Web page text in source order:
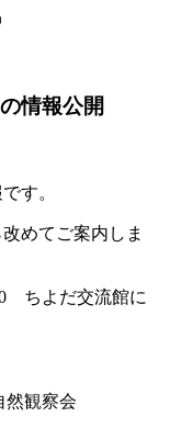
情報公開
す。
めてご案内しま
ちよだ交流館に
然観察会